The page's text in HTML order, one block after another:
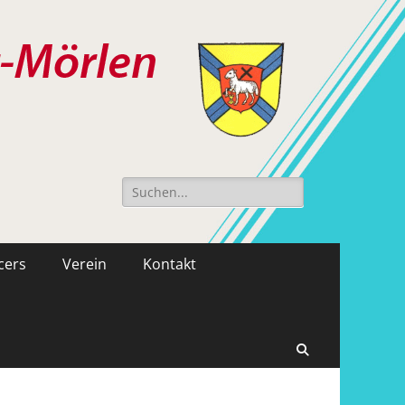
Suche
nach:
Verein Kontakt